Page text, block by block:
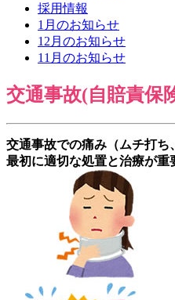
採用情報
1月のお知らせ
12月のお知らせ
11月のお知らせ
交通事故(自賠責保
交通事故での痛み（ムチ打ち
最初に適切な処置と治療が重